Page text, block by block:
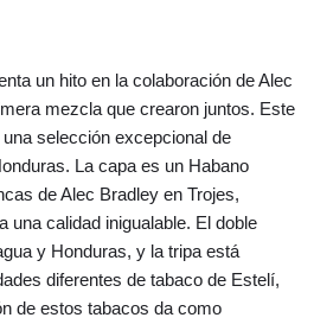
un hito en la colaboración de Alec
mezcla que crearon juntos. Este
selección excepcional de
La capa es un Habano
de Alec Bradley en Trojes,
una calidad inigualable. El doble
y Honduras, y la tripa está
diferentes de tabaco de Estelí,
de estos tabacos da como